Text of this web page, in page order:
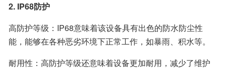
2. IP68防护
高防护等级：IP68意味着该设备具有出色的防水防尘性
能，能够在各种恶劣环境下正常工作，如暴雨、积水等。
耐用性：高防护等级还意味着设备更加耐用，减少了维护